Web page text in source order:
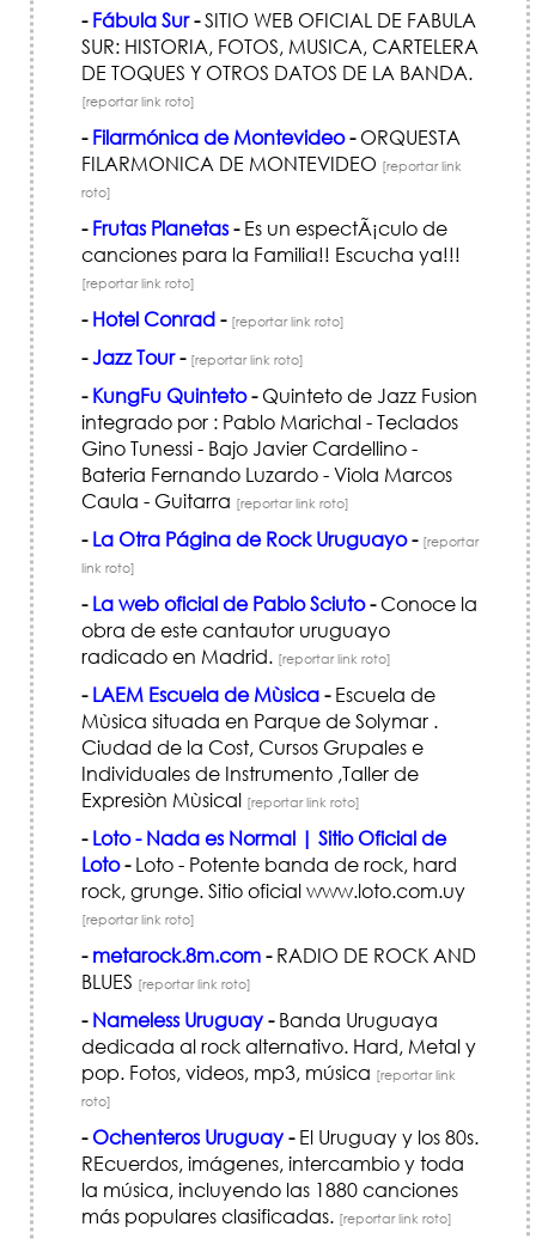
- Fábula Sur-SITIO WEB OFICIAL DE FABULA
SUR: HISTORIA, FOTOS, MUSICA, CARTELERA
DE TOQUES Y OTROS DATOS DE LA BANDA.
[reportar link roto]
- Filarmónica de Montevideo-ORQUESTA
FILARMONICA DE MONTEVIDEO [reportar link
roto]
- Frutas Planetas-Es un espectÃ¡culo de
canciones para la Familia!! Escucha ya!!!
[reportar link roto]
- Hotel Conrad- [reportar link roto]
-Jazz Tour- [reportar link roto]
- KungFu Quinteto-Quinteto de Jazz Fusion
integrado por : Pablo Marichal - Teclados
Gino Tunessi - Bajo Javier Cardellino -
Bateria Fernando Luzardo - Viola Marcos
Caula - Guitarra [reportar link roto]
- La Otra Página de Rock Uruguayo- [reportar
link roto]
- La web oficial de Pablo Sciuto-Conoce la
obra de este cantautor uruguayo
radicado en Madrid. [reportar link roto]
- LAEM Escuela de Mùsica-Escuela de
Mùsica situada en Parque de Solymar .
Ciudad de la Cost, Cursos Grupales e
Individuales de Instrumento ,Taller de
Expresiòn Mùsical [reportar link roto]
- Loto - Nada es Normal | Sitio Oficial de
Loto-Loto - Potente banda de rock, hard
rock, grunge. Sitio oficial www.loto.com.uy
[reportar link roto]
- metarock.8m.com-RADIO DE ROCK AND
BLUES [reportar link roto]
- Nameless Uruguay-Banda Uruguaya
dedicada al rock alternativo. Hard, Metal y
pop. Fotos, videos, mp3, música [reportar link
roto]
- Ochenteros Uruguay-El Uruguay y los 80s.
REcuerdos, imágenes, intercambio y toda
la música, incluyendo las 1880 canciones
más populares clasificadas. [reportar link roto]